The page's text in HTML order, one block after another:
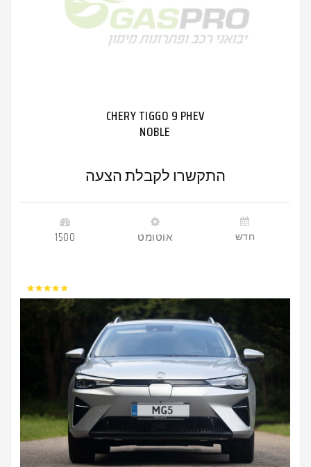
CHERY TIGGO 9 PHEV
NOBLE
התקשרו לקבלת הצעה
1500 אוטומט חדש